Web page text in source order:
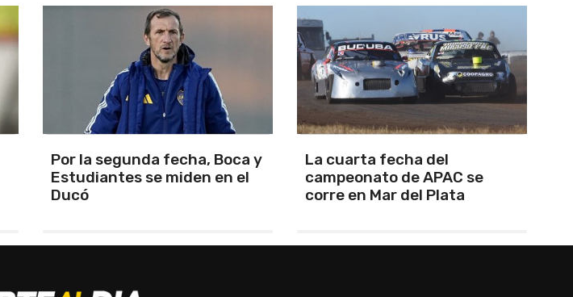
La cuarta fecha del
campeonato de APAC se
corre en Mar del Plata
Uncas conquistó el Torneo
de Campeones Bonaerenses